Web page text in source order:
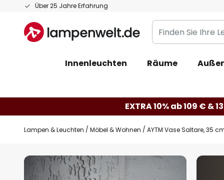
Über 25 Jahre Erfahrung
Zum
springen
Finden
Sie
Leuchte...
Innenleuchten Räume
EXTRA 10% ab 109 € &
Lampen & Leuchten Möbel & Wohnen AYTM Vase Saltare, 35
Zum
Ende